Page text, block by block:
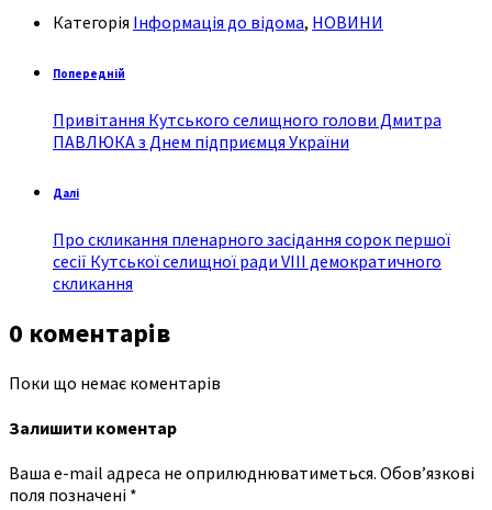
Категорія Інформація до відома, НОВИНИ
Попередній
Привітання Кутського селищного голови Дмитра
ПАВЛЮКА з Днем підприємця України
Далі
Про скликання пленарного засідання сорок першої
сесії Кутської селищної ради VIII демократичного
скликання
0 коментарів
Поки що немає коментарів
Залишити коментар
Ваша e-mail адреса не оприлюднюватиметься. Обов’язкові
поля позначені *